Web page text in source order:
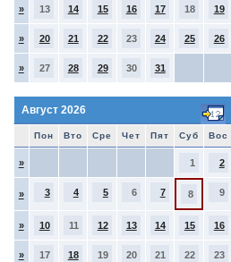
» 13 14 15 16 17 18 19
» 20 21 22 23 24 25 26
» 27 28 29 30 31
Август 2026
Пон Вто Сре Чет Пят Суб Вос
» 1 2
» 3 4 5 6 7 8 9
» 10 11 12 13 14 15 16
» 17 18 19 20 21 22 23